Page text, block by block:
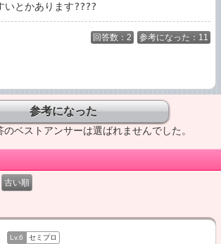
いとかあります????
回答数：2 参考になった：11
ベストアンサーは選ばれませんでした。
古い順
Lv.6
セミプロ